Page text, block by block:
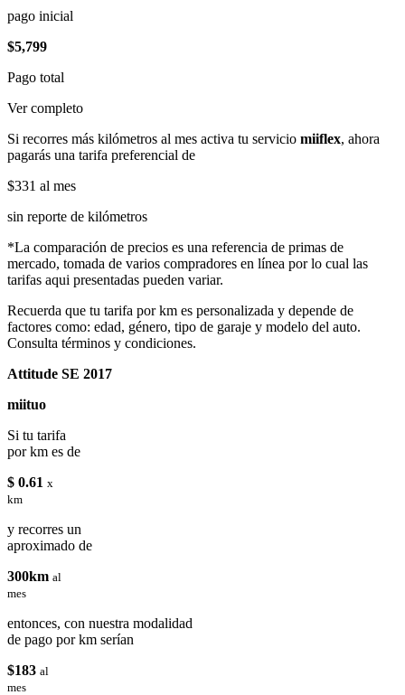
pago inicial
$5,799
Pago total
Ver completo
Si recorres más kilómetros al mes activa tu servicio miiflex, ahora
pagarás una tarifa preferencial de
$331 al mes
sin reporte de kilómetros
*La comparación de precios es una referencia de primas de
mercado, tomada de varios compradores en línea por lo cual las
tarifas aqui presentadas pueden variar.
Recuerda que tu tarifa por km es personalizada y depende de
factores como: edad, género, tipo de garaje y modelo del auto.
Consulta términos y condiciones.
Attitude SE 2017
miituo
Si tu tarifa
por km es de
$ 0.61 x
km
y recorres un
aproximado de
300km al
mes
entonces, con nuestra modalidad
de pago por km serían
$183 al
mes